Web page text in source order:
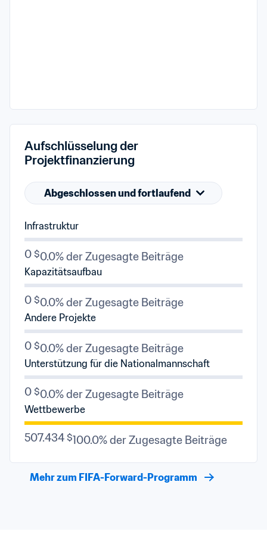
Aufschlüsselung der
Projektfinanzierung
Abgeschlossen und fortlaufend
Infrastruktur
0 $0.0% der Zugesagte Beiträge
Kapazitätsaufbau
0 $0.0% der Zugesagte Beiträge
Andere Projekte
0 $0.0% der Zugesagte Beiträge
Unterstützung für die Nationalmannschaft
0 $0.0% der Zugesagte Beiträge
Wettbewerbe
507.434 $100.0% der Zugesagte Beiträge
Mehr zum FIFA-Forward-Programm